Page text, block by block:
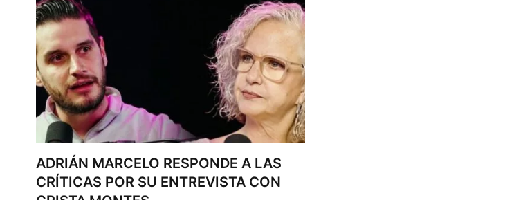
ADRIÁN MARCELO RESPONDE A LAS
CRÍTICAS POR SU ENTREVISTA CON